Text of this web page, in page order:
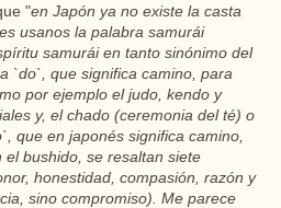
"en Japón ya no existe la casta
usanos la palabra samurái
samurái en tanto sinónimo del
`do`, que significa camino, para
por ejemplo el judo, kendo y
y, el chado (ceremonia del té) o
que en japonés significa camino,
bushido, se resaltan siete
honestidad, compasión, razón y
sino compromiso). Me parece